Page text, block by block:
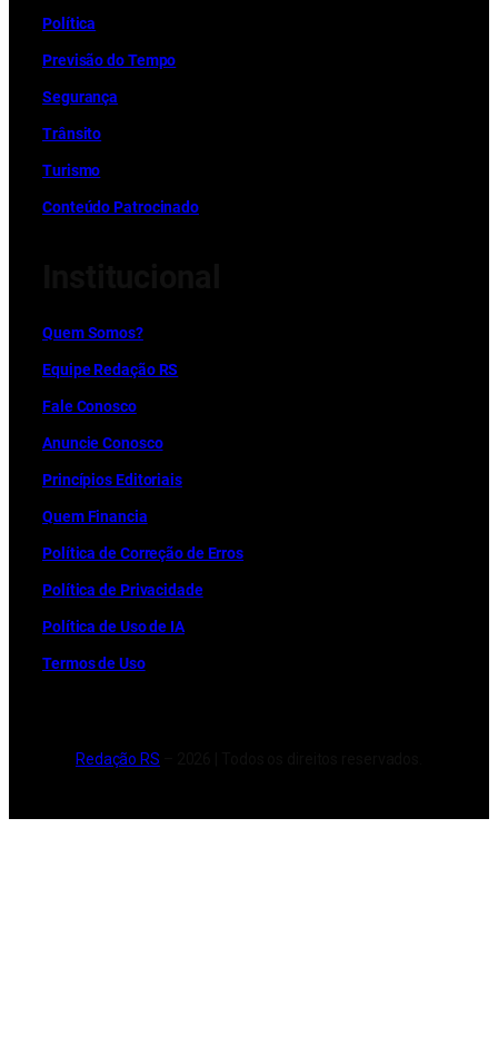
Política
Previsão do Tempo
Segurança
Trânsito
Turismo
Conteúdo Patrocinado
Quem Somos?
Equipe Redação RS
Fale Conosco
Anuncie Conosco
Princípios Editoriais
Quem Financia
Política de Correção de Erros
Política de Privacidade
Política de Uso de IA
Termos de Uso
Redação RS